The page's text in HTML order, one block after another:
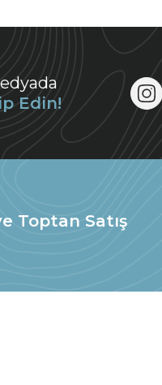
Edin!
Toptan Satış